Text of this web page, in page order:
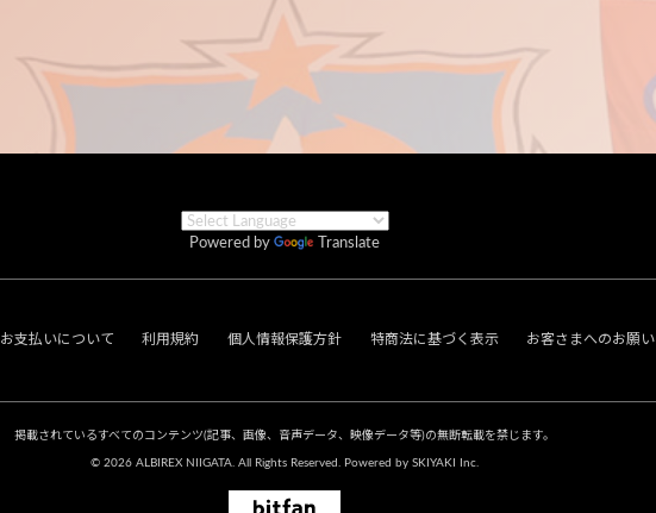
Powered by Translate
お支払いについて 利用規約 個人情報保護方針 特商法に基づく表示 お客さまへのお願い
掲載されているすべてのコンテンツ(記事、画像、音声データ、映像データ等)の無断転載を禁じます。
© 2026 ALBIREX NIIGATA. All Rights Reserved. Powered by SKIYAKI Inc.